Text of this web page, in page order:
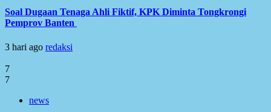
Soal Dugaan Tenaga Ahli Fiktif, KPK Diminta Tongkrongi
Pemprov Banten
3 hari ago redaksi
7
7
news